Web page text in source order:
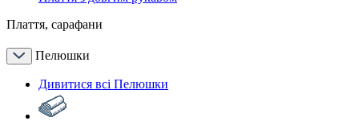
Плаття, сарафани
Пелюшки
Дивитися всі Пелюшки